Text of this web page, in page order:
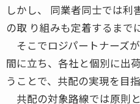
しかし、 同業者同士では利
の取 り組みも定着するまで
そこでロジパートナーズ
間に立ち、各社と個別に出
うことで、共配の実現を目指
共配の対象路線では原則